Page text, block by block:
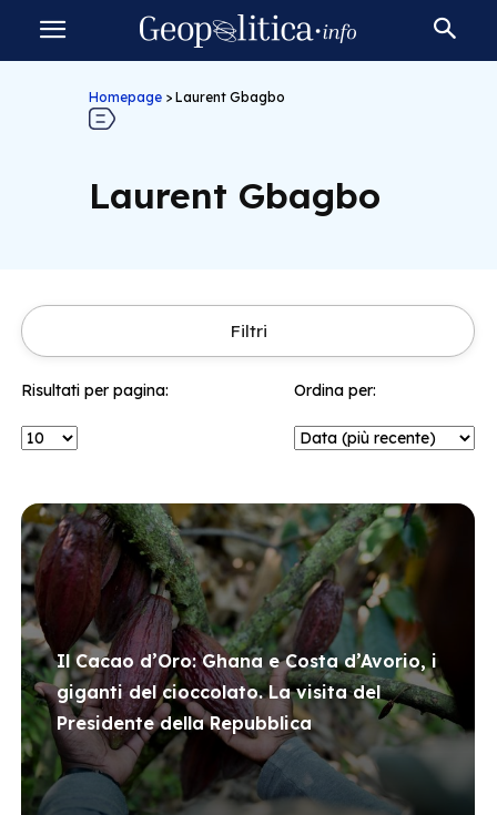
Homepage > Laurent Gbagbo
Laurent Gbagbo
Filtri
Risultati per pagina: Ordina per:
Il Cacao d’Oro: Ghana e Costa d’Avorio, i
giganti del cioccolato. La visita del
Presidente della Repubblica